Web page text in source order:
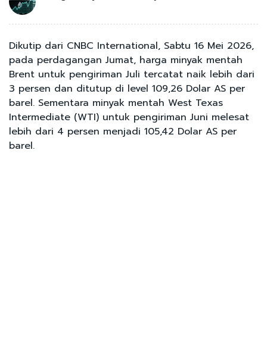
Dikutip dari CNBC International, Sabtu 16 Mei 2026,
pada perdagangan Jumat, harga minyak mentah
Brent untuk pengiriman Juli tercatat naik lebih dari
3 persen dan ditutup di level 109,26 Dolar AS per
barel. Sementara minyak mentah West Texas
Intermediate (WTI) untuk pengiriman Juni melesat
lebih dari 4 persen menjadi 105,42 Dolar AS per
barel.